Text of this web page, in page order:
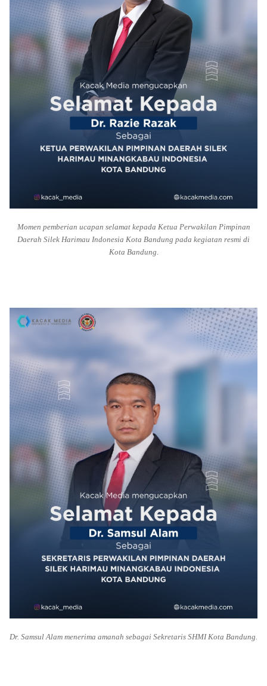
Momen pemberian ucapan selamat kepada Ketua Perwakilan Pimpinan
Daerah Silek Harimau Indonesia Kota Bandung pada kegiatan resmi di
Kota Bandung.
Dr. Samsul Alam menerima amanah sebagai Sekretaris SHMI Kota Bandung.